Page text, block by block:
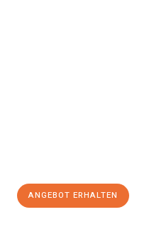
ANGEBOT ERHALTEN